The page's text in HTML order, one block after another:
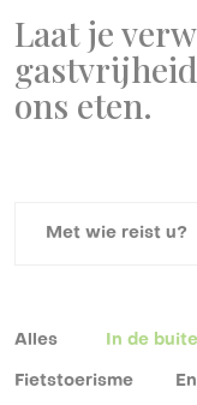
Laat je
ons eten.
Alles In de
Fietstoerisme